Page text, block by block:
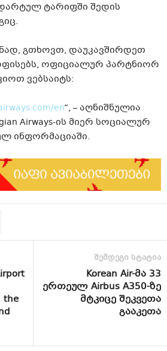
ტარიფში შედის
გთხოვთ, დაუკავშირდეთ
ოფიციალურ პარტნიორ
ვებსაიტს:
en“, – აღნიშნულია
Airways-ის მიერ სოციალურ
ინფორმაციაში.
the
შემდეგი სტატია
Korean Air-მა 33
ერთეულ Airbus A350-ზე
მტკიცე შეკვეთა
გააკეთა